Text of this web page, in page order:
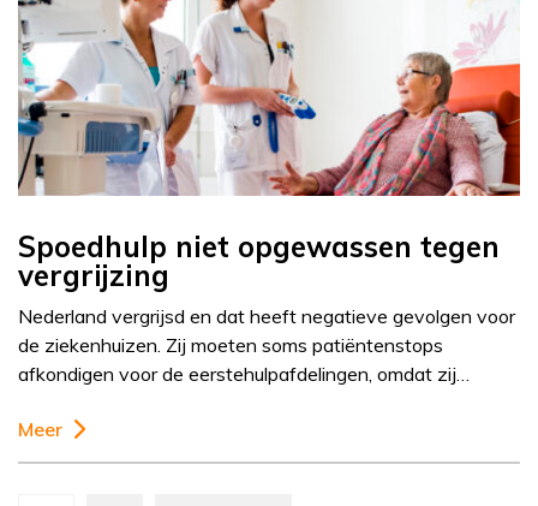
Spoedhulp niet opgewassen tegen
vergrijzing
Nederland vergrijsd en dat heeft negatieve gevolgen voor
de ziekenhuizen. Zij moeten soms patiëntenstops
afkondigen voor de eerstehulpafdelingen, omdat zij…
Meer